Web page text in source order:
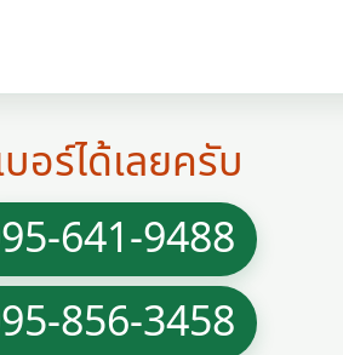
อร์ได้เลยครับ
641-9488
856-3458